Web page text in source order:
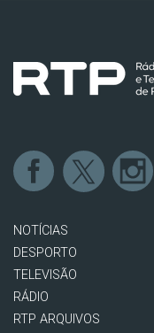
NOTÍCIAS
DESPORTO
TELEVISÃO
RÁDIO
RTP ARQUIVOS